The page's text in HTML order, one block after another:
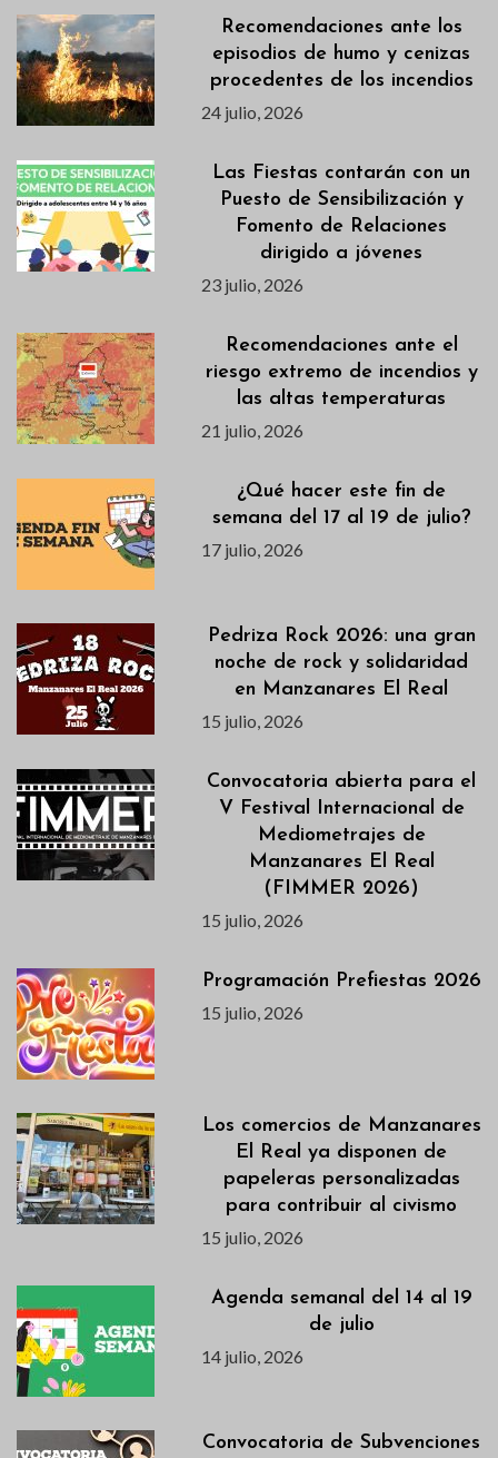
Recomendaciones ante los
episodios de humo y cenizas
procedentes de los incendios
24 julio, 2026
Las Fiestas contarán con un
Puesto de Sensibilización y
Fomento de Relaciones
dirigido a jóvenes
23 julio, 2026
Recomendaciones ante el
riesgo extremo de incendios y
las altas temperaturas
21 julio, 2026
¿Qué hacer este fin de
semana del 17 al 19 de julio?
17 julio, 2026
Pedriza Rock 2026: una gran
noche de rock y solidaridad
en Manzanares El Real
15 julio, 2026
Convocatoria abierta para el
V Festival Internacional de
Mediometrajes de
Manzanares El Real
(FIMMER 2026)
15 julio, 2026
Programación Prefiestas 2026
15 julio, 2026
Los comercios de Manzanares
El Real ya disponen de
papeleras personalizadas
para contribuir al civismo
15 julio, 2026
Agenda semanal del 14 al 19
de julio
14 julio, 2026
Convocatoria de Subvenciones